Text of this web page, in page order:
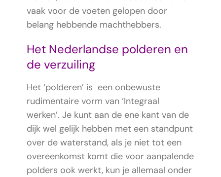
vaak voor de voeten gelopen door
belang hebbende machthebbers.
Het Nederlandse polderen en
de verzuiling
Het ‘polderen’ is een onbewuste
rudimentaire vorm van ‘Integraal
werken’. Je kunt aan de ene kant van de
dijk wel gelijk hebben met een standpunt
over de waterstand, als je niet tot een
overeenkomst komt die voor aanpalende
polders ook werkt, kun je allemaal onder